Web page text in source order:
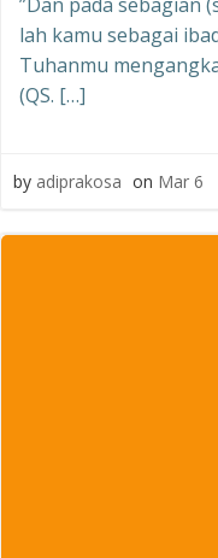
lah kamu sebagai
Tuhanmu
(QS. […]
by adiprakosa on Mar 6